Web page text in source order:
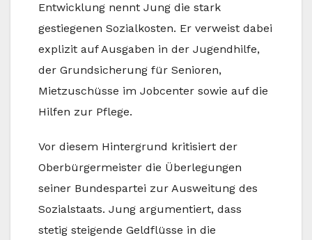
Entwicklung nennt Jung die stark
gestiegenen Sozialkosten. Er verweist dabei
explizit auf Ausgaben in der Jugendhilfe,
der Grundsicherung für Senioren,
Mietzuschüsse im Jobcenter sowie auf die
Hilfen zur Pflege.
Vor diesem Hintergrund kritisiert der
Oberbürgermeister die Überlegungen
seiner Bundespartei zur Ausweitung des
Sozialstaats. Jung argumentiert, dass
stetig steigende Geldflüsse in die